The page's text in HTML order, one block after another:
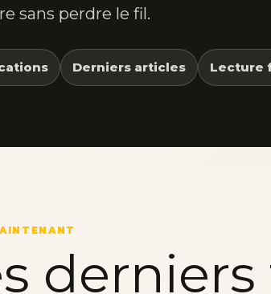
sans perdre le fil.
Derniers articles Lecture